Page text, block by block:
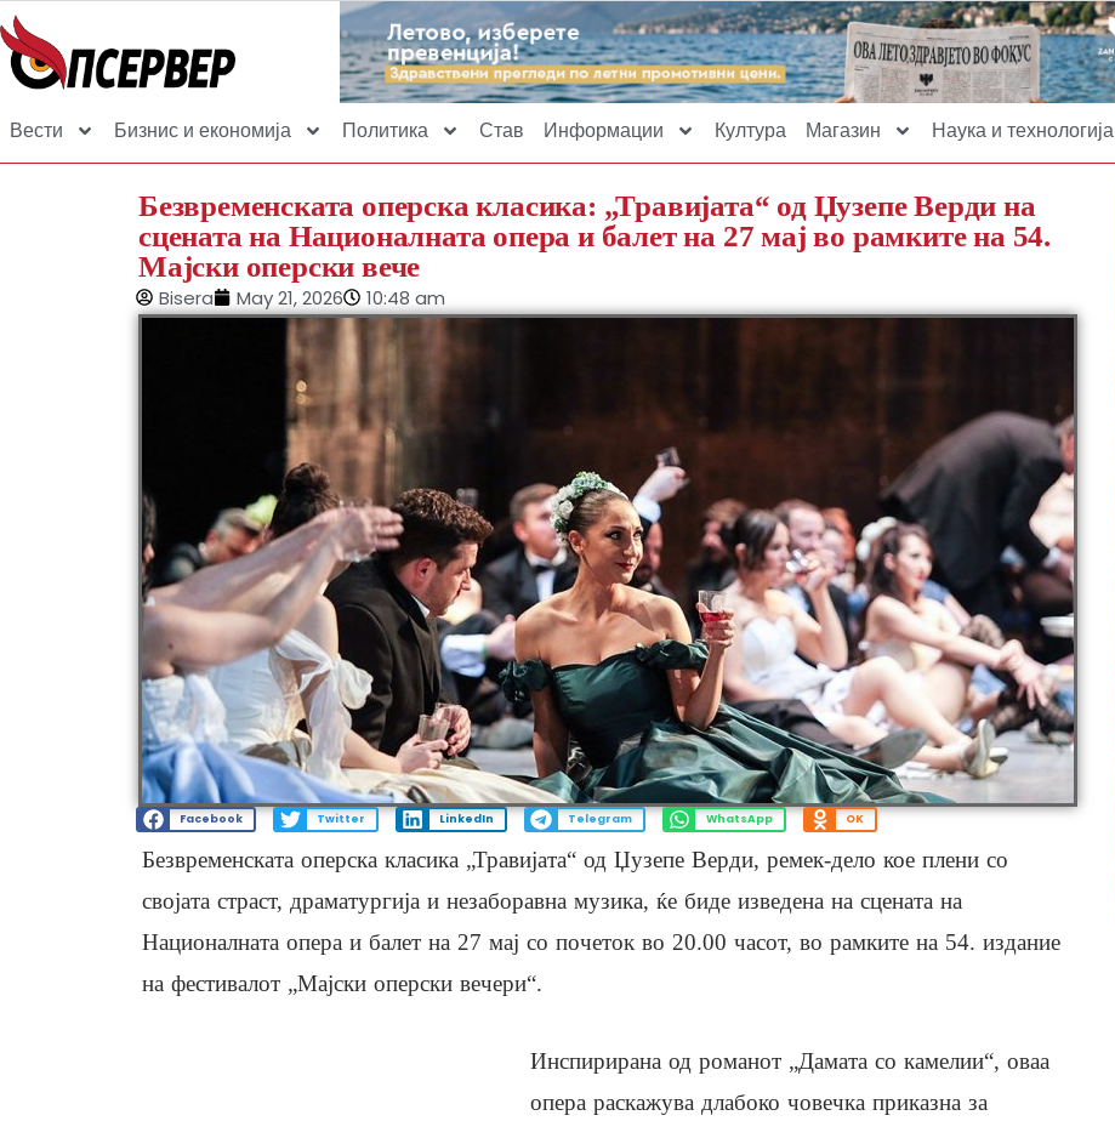
Вести Бизнис и економија Политика Став Информации Култура Магазин Наука и технологија
Безвременската оперска класика: „Травијата“ од Џузепе Верди на
сцената на Националната опера и балет на 27 мај во рамките на 54.
Мајски оперски вече
Bisera May 21, 2026 10:48 am
Facebook Twitter LinkedIn Telegram WhatsApp OK
Безвременската оперска класика „Травијата“ од Џузепе Верди, ремек-дело кое плени со
својата страст, драматургија и незаборавна музика, ќе биде изведена на сцената на
Националната опера и балет на 27 мај со почеток во 20.00 часот, во рамките на 54. издание
на фестивалот „Мајски оперски вечери“.
Инспирирана од романот „Дамата со камелии“, оваа
опера раскажува длабоко човечка приказна за